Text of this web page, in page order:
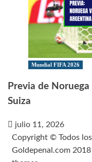
Mundial FIFA 2026
Previa de
Suiza
julio 11, 2026
Copyright © Todos los
Goldepenal.com